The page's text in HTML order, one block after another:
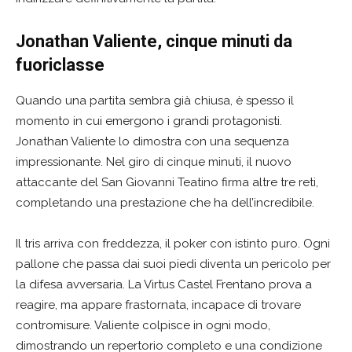
Jonathan Valiente, cinque minuti da
fuoriclasse
Quando una partita sembra già chiusa, è spesso il
momento in cui emergono i grandi protagonisti.
Jonathan Valiente lo dimostra con una sequenza
impressionante. Nel giro di cinque minuti, il nuovo
attaccante del San Giovanni Teatino firma altre tre reti,
completando una prestazione che ha dell’incredibile.
Il tris arriva con freddezza, il poker con istinto puro. Ogni
pallone che passa dai suoi piedi diventa un pericolo per
la difesa avversaria. La Virtus Castel Frentano prova a
reagire, ma appare frastornata, incapace di trovare
contromisure. Valiente colpisce in ogni modo,
dimostrando un repertorio completo e una condizione